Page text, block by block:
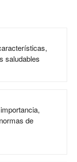
saludables
de